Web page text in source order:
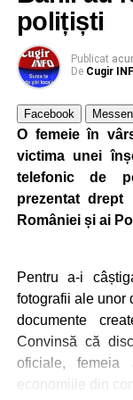
jandarmii au
erau prezenți în
acestora,
luminoase ale
alungare.
siguranță, fără
sălbatice să fie
Ultimele
polițiști
Publicat
De Cugir
Facebook
O femeie în
victima unei
telefonic de
prezentat drept
României și ai
Pentru a-i
fotografii ale unor
documente
Convinsă că
oficiale,
economiile din